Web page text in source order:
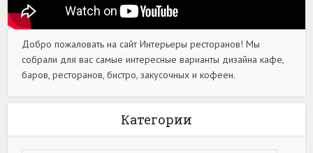
Добро пожаловать на сайт Интерьеры ресторанов! Мы
собрали для вас самые интересные варианты дизайна кафе,
баров, ресторанов, бистро, закусочных и кофеен.
Категории